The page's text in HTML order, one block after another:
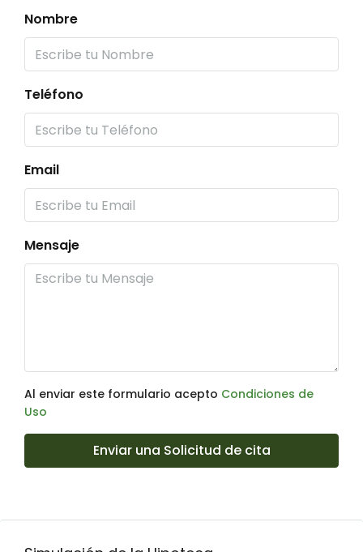
Nombre
Teléfono
Email
Mensaje
Al enviar este formulario acepto Condiciones de
Uso
Enviar una Solicitud de cita